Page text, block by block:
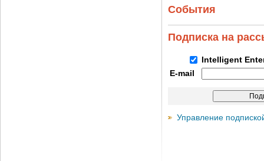
События
Подписка на
Intelligent
E-mail
Управление